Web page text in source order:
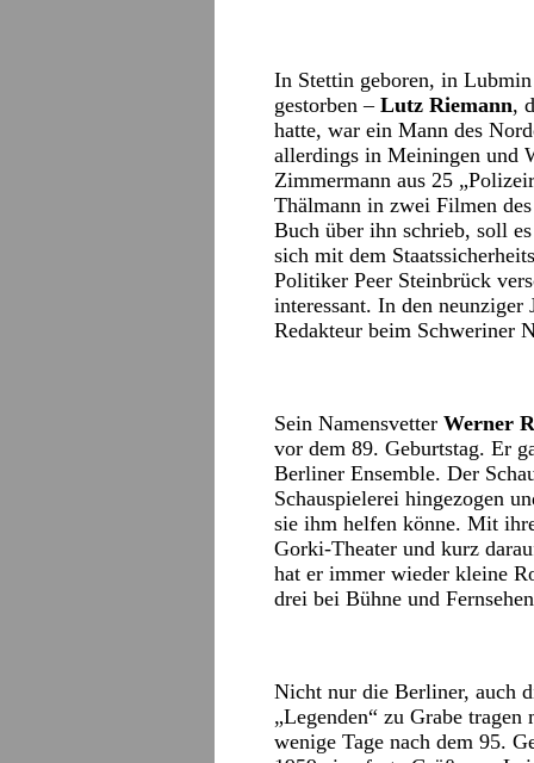
In Stettin geboren, in
gestorben – Lutz Riemann,
hatte, war ein Mann des
allerdings in Meiningen und
Zimmermann aus 25
Thälmann in zwei Filmen
Buch über ihn schrieb, soll
sich mit dem
Politiker Peer Steinbrück
interessant. In den neunziger
Redakteur beim Schweriner
Sein Namensvetter Werner
vor dem 89. Geburtstag. Er
Berliner Ensemble. Der
Schauspielerei hingezogen
sie ihm helfen könne. Mit
Gorki-Theater und kurz
hat er immer wieder kleine
drei bei Bühne und
Nicht nur die Berliner, auch
„Legenden“ zu Grabe tragen
wenige Tage nach dem 95.